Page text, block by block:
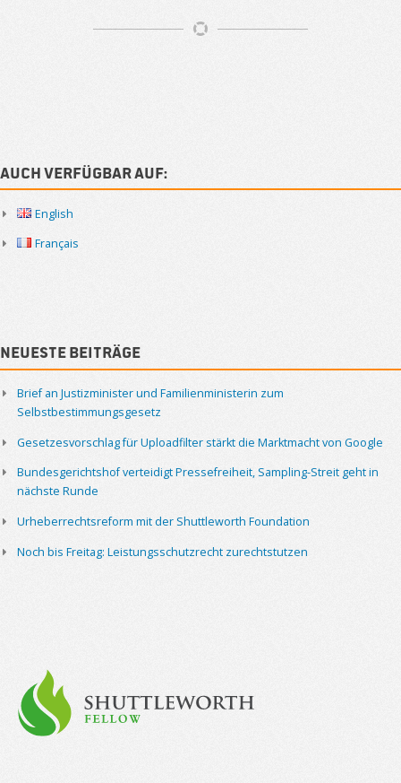
Sidebar
Auch verfügbar auf:
English
Français
Neueste Beiträge
Brief an Justizminister und Familienministerin zum
Selbstbestimmungsgesetz
Gesetzesvorschlag für Uploadfilter stärkt die Marktmacht von Google
Bundesgerichtshof verteidigt Pressefreiheit, Sampling-Streit geht in
nächste Runde
Urheberrechtsreform mit der Shuttleworth Foundation
Noch bis Freitag: Leistungsschutzrecht zurechtstutzen